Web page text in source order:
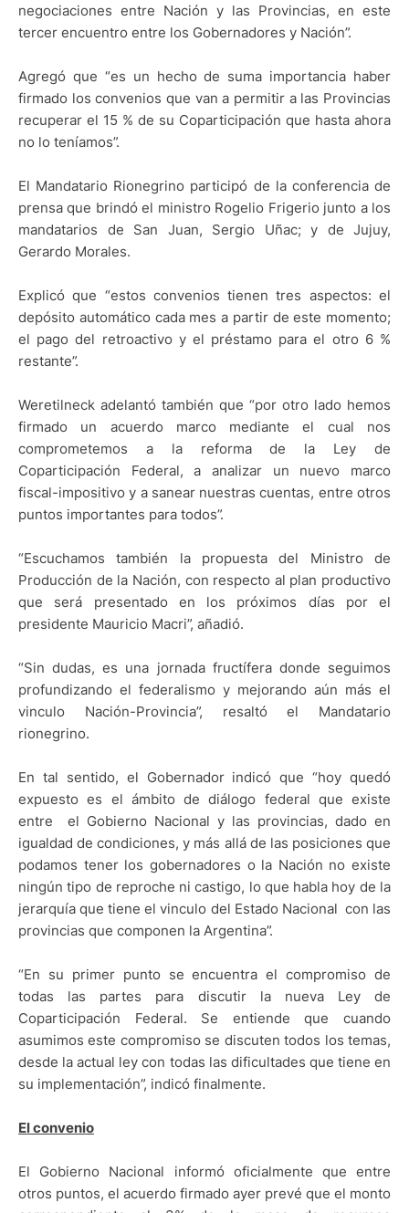
negociaciones entre Nación y las Provincias, en este
tercer encuentro entre los Gobernadores y Nación”.
Agregó que “es un hecho de suma importancia haber
firmado los convenios que van a permitir a las Provincias
recuperar el 15 % de su Coparticipación que hasta ahora
no lo teníamos”.
El Mandatario Rionegrino participó de la conferencia de
prensa que brindó el ministro Rogelio Frigerio junto a los
mandatarios de San Juan, Sergio Uñac; y de Jujuy,
Gerardo Morales.
Explicó que “estos convenios tienen tres aspectos: el
depósito automático cada mes a partir de este momento;
el pago del retroactivo y el préstamo para el otro 6 %
restante”.
Weretilneck adelantó también que “por otro lado hemos
firmado un acuerdo marco mediante el cual nos
comprometemos a la reforma de la Ley de
Coparticipación Federal, a analizar un nuevo marco
fiscal-impositivo y a sanear nuestras cuentas, entre otros
puntos importantes para todos”.
“Escuchamos también la propuesta del Ministro de
Producción de la Nación, con respecto al plan productivo
que será presentado en los próximos días por el
presidente Mauricio Macri”, añadió.
“Sin dudas, es una jornada fructífera donde seguimos
profundizando el federalismo y mejorando aún más el
vinculo Nación-Provincia”, resaltó el Mandatario
rionegrino.
En tal sentido, el Gobernador indicó que “hoy quedó
expuesto es el ámbito de diálogo federal que existe
entre el Gobierno Nacional y las provincias, dado en
igualdad de condiciones, y más allá de las posiciones que
podamos tener los gobernadores o la Nación no existe
ningún tipo de reproche ni castigo, lo que habla hoy de la
jerarquía que tiene el vinculo del Estado Nacional con las
provincias que componen la Argentina”.
“En su primer punto se encuentra el compromiso de
todas las partes para discutir la nueva Ley de
Coparticipación Federal. Se entiende que cuando
asumimos este compromiso se discuten todos los temas,
desde la actual ley con todas las dificultades que tiene en
su implementación”, indicó finalmente.
El convenio
El Gobierno Nacional informó oficialmente que entre
otros puntos, el acuerdo firmado ayer prevé que el monto